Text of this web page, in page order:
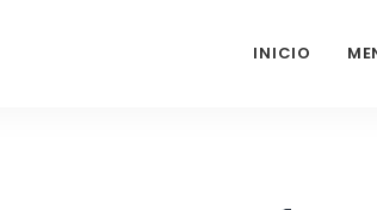
INICIO